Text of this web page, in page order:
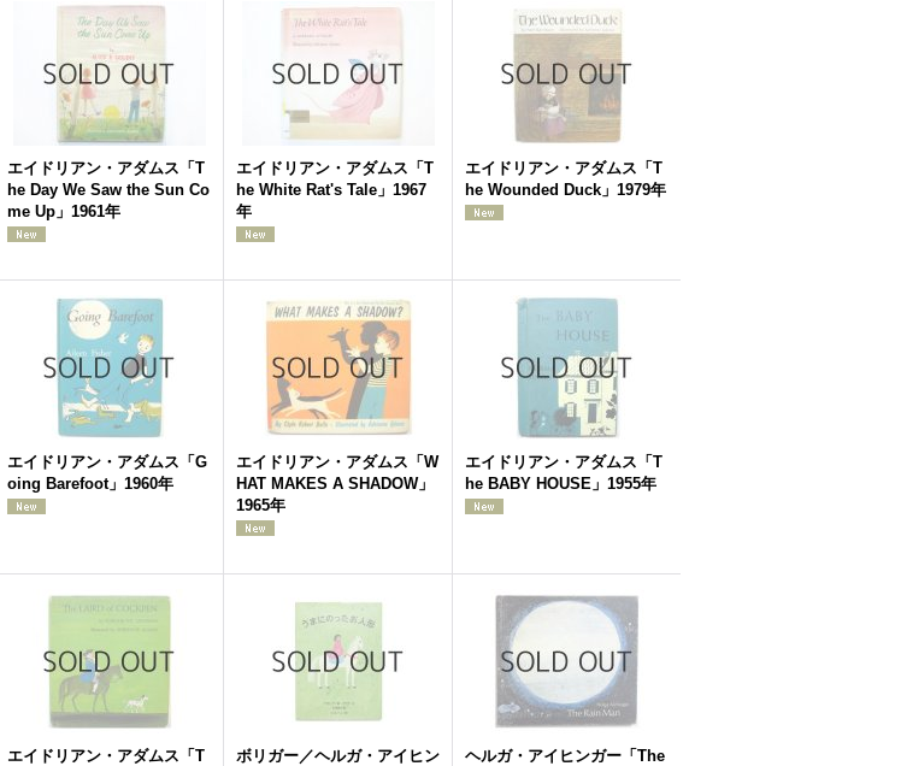
エイドリアン・アダムス「T
he Day We Saw the Sun Co
me Up」1961年
エイドリアン・アダムス「T
he White Rat's Tale」1967
年
エイドリアン・アダムス「T
he Wounded Duck」1979年
エイドリアン・アダムス「G
oing Barefoot」1960年
エイドリアン・アダムス「W
HAT MAKES A SHADOW」
1965年
エイドリアン・アダムス「T
he BABY HOUSE」1955年
エイドリアン・アダムス「T
ボリガー／ヘルガ・アイヒン
ヘルガ・アイヒンガー「The